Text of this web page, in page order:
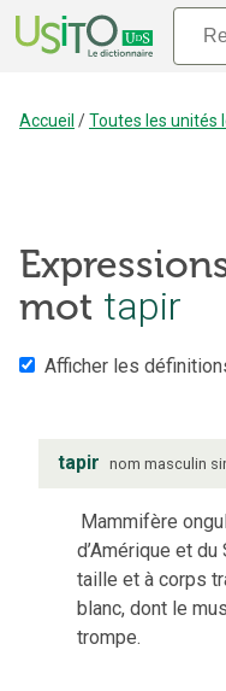
Accueil /Toutes les unités
mot tapir
Afficher les
tapir nom masculin
Mammifère
d’Amérique et
taille et à corps
blanc, dont le
trompe.